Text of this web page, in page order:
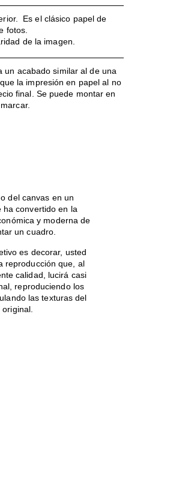
Es el clásico papel de
fotos.
de la imagen.
un acabado similar al de una
la impresión en papel al no
final. Se puede montar en
del canvas en un
ha convertido en la
y moderna de
un cuadro.
es decorar, usted
reproducción que, al
calidad, lucirá casi
reproduciendo los
las texturas del
original.